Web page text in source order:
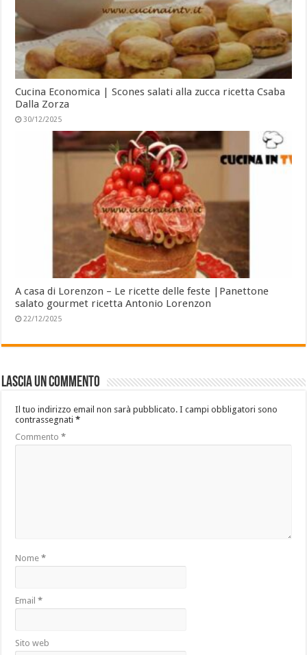
Cucina Economica | Scones salati alla zucca ricetta Csaba
Dalla Zorza
30/12/2025
A casa di Lorenzon – Le ricette delle feste |Panettone
salato gourmet ricetta Antonio Lorenzon
22/12/2025
Lascia un commento
Il tuo indirizzo email non sarà pubblicato. I campi obbligatori sono
contrassegnati*
Commento*
Nome*
Email*
Sito web